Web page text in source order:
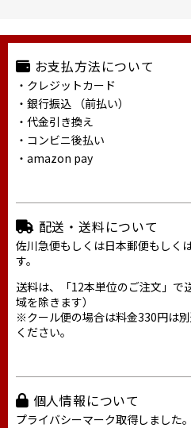
お支払方法について
・クレジットカード
・銀行振込 （前払い）
・代金引き換え
・コンビニ後払い
・amazon pay
配送・送料について
佐川急便もしくは日本郵便もしく
す。
送料は、「12本単位のご注文」で
域を除きます）
※クール便の場合は料金330円は
ください。
個人情報について
プライバシーマーク取得しました。